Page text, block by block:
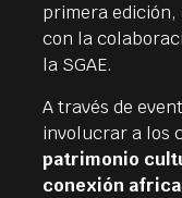
primera edición,
con la
la SGAE.
A través de
involucrar a los
patrimonio
conexión